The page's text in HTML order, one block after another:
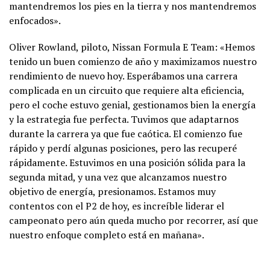
mantendremos los pies en la tierra y nos mantendremos
enfocados».
Oliver Rowland, piloto, Nissan Formula E Team: «Hemos
tenido un buen comienzo de año y maximizamos nuestro
rendimiento de nuevo hoy. Esperábamos una carrera
complicada en un circuito que requiere alta eficiencia,
pero el coche estuvo genial, gestionamos bien la energía
y la estrategia fue perfecta. Tuvimos que adaptarnos
durante la carrera ya que fue caótica. El comienzo fue
rápido y perdí algunas posiciones, pero las recuperé
rápidamente. Estuvimos en una posición sólida para la
segunda mitad, y una vez que alcanzamos nuestro
objetivo de energía, presionamos. Estamos muy
contentos con el P2 de hoy, es increíble liderar el
campeonato pero aún queda mucho por recorrer, así que
nuestro enfoque completo está en mañana».